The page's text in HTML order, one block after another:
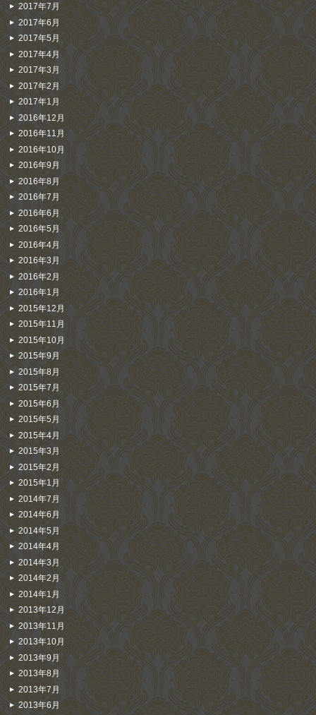
2017年7月
2017年6月
2017年5月
2017年4月
2017年3月
2017年2月
2017年1月
2016年12月
2016年11月
2016年10月
2016年9月
2016年8月
2016年7月
2016年6月
2016年5月
2016年4月
2016年3月
2016年2月
2016年1月
2015年12月
2015年11月
2015年10月
2015年9月
2015年8月
2015年7月
2015年6月
2015年5月
2015年4月
2015年3月
2015年2月
2015年1月
2014年7月
2014年6月
2014年5月
2014年4月
2014年3月
2014年2月
2014年1月
2013年12月
2013年11月
2013年10月
2013年9月
2013年8月
2013年7月
2013年6月